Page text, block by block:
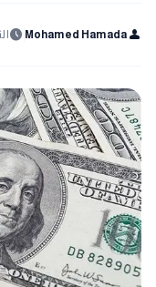
person
Mohamed Hamada
schedule